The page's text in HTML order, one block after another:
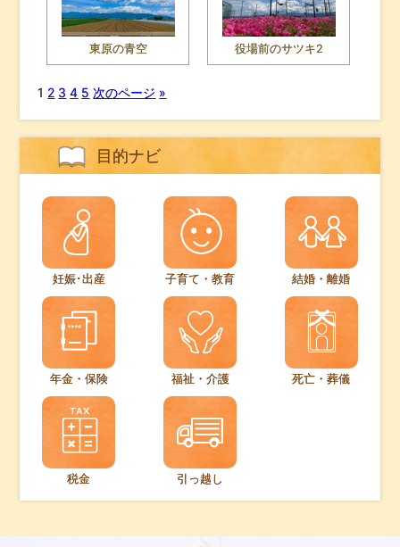
東原の青空 役場前のサツキ2
1 2 3 4 5 次のページ »
目的ナビ
妊娠･出産 子育て・教育 結婚・離婚
年金・保険 福祉・介護 死亡・葬儀
税金 引っ越し